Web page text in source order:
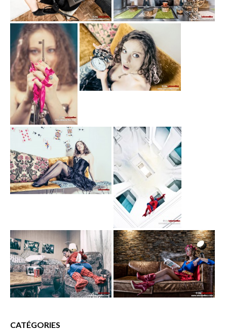
CATÉGORIES